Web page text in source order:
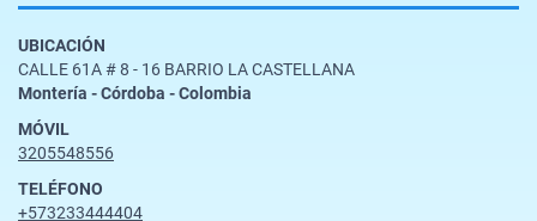
UBICACIÓN
CALLE 61A # 8 - 16 BARRIO LA CASTELLANA
Montería - Córdoba - Colombia
MÓVIL
3205548556
TELÉFONO
+573233444404